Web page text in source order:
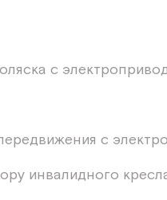
с
с
инвалидного